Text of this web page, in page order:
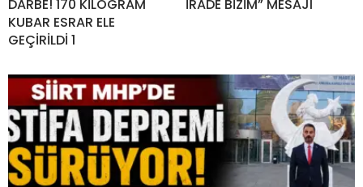
DARBE! 170 KİLOGRAM
KUBAR ESRAR ELE
GEÇİRİLDİ 1
İRADE BİZİM” MESAJI